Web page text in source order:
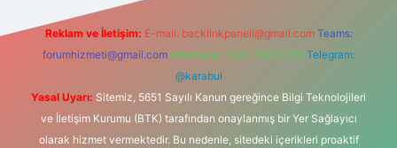
Reklam ve İletişim: E-mail: backlinkpaneli@gmail.com Teams:
forumhizmeti@gmail.com Whatsapp: 0262 606 0 726 Telegram:
@karabul
Yasal Uyarı: Sitemiz, 5651 Sayılı Kanun gereğince Bilgi Teknolojileri
ve İletişim Kurumu (BTK) tarafından onaylanmış bir Yer Sağlayıcı
olarak hizmet vermektedir. Bu nedenle, sitedeki içerikleri proaktif